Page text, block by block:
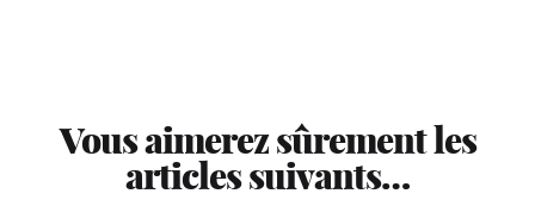
Vous aimerez sûrement les
articles suivants…